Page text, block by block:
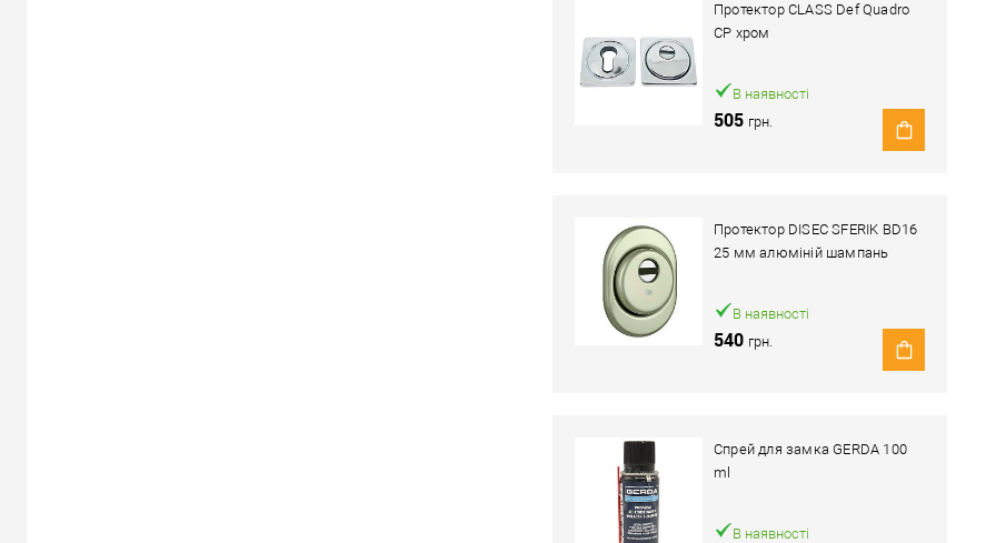
Протектор CLASS Def Quadro
CP хром
В наявності
505 грн.
Протектор DISEC SFERIK BD16
25 мм алюміній шампань
В наявності
540 грн.
Спрей для замка GERDA 100
ml
В наявності